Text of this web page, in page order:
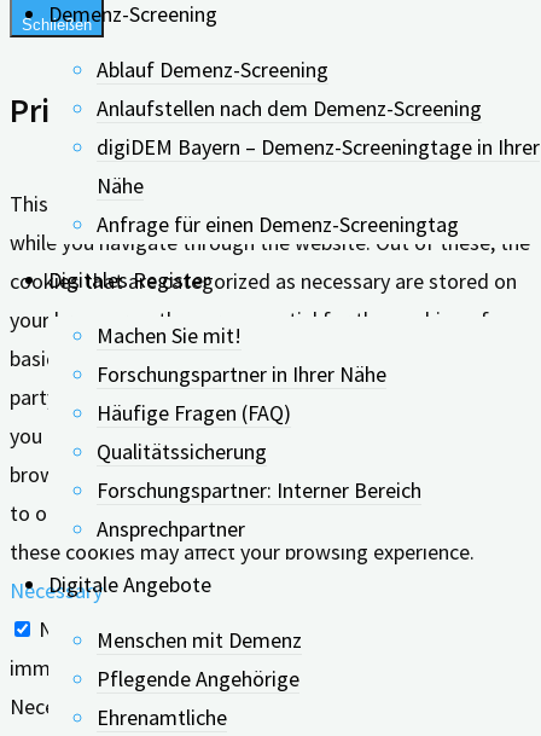
Demenz-Screening
Ablauf Demenz-Screening
Anlaufstellen nach dem Demenz-Screening
digiDEM Bayern – Demenz-Screeningtage in Ihrer
Nähe
Anfrage für einen Demenz-Screeningtag
Digitales Register
Machen Sie mit!
Forschungspartner in Ihrer Nähe
Häufige Fragen (FAQ)
Qualitätssicherung
Forschungspartner: Interner Bereich
Ansprechpartner
Digitale Angebote
Menschen mit Demenz
Pflegende Angehörige
Ehrenamtliche
Schließen
Privacy Overview
This website uses cookies to improve your experience
while you navigate through the website. Out of these, the
cookies that are categorized as necessary are stored on
your browser as they are essential for the working of
basic functionalities of the website. We also use third-
party cookies that help us analyze and understand how
you use this website. These cookies will be stored in your
browser only with your consent. You also have the option
to opt-out of these cookies. But opting out of some of
these cookies may affect your browsing experience.
Necessary
Necessary
immer aktiv
Necessary cookies are absolutely essential for the